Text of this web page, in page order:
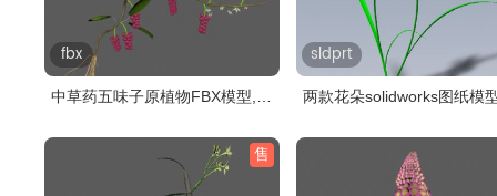
fbx
中草药五味子原植物FBX模型,有
sldprt
两款花朵solidworks图纸模
售